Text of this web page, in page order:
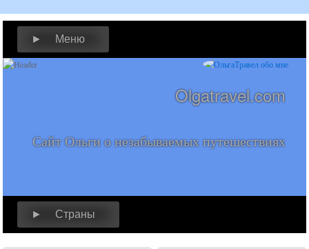
► Меню
Olgatravel.com
Сайт Ольги о незабываемых путешествиях
► Страны